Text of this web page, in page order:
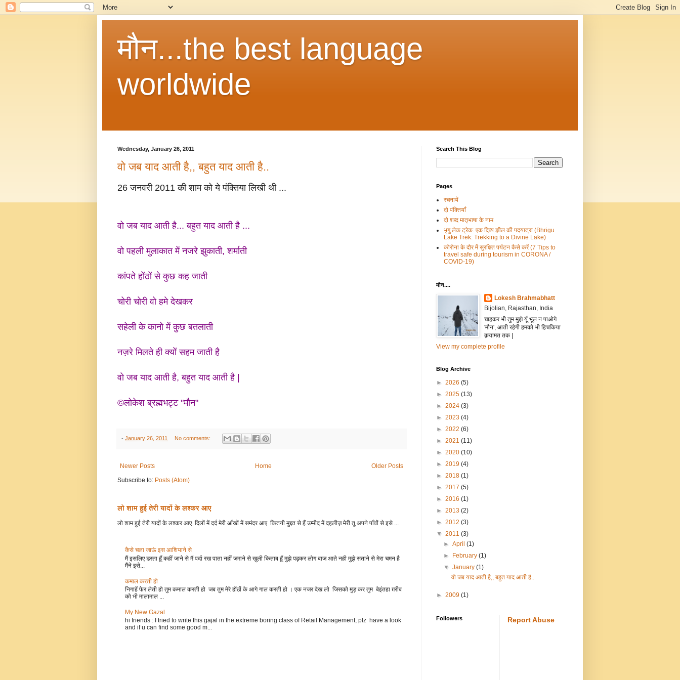
मौन...the best language
worldwide
Wednesday, January 26, 2011
वो जब याद आती है,, बहुत याद आती है..
26 जनवरी 2011 की शाम को ये पंक्तिया लिखी थी ...
वो जब याद आती है... बहुत याद आती है ...
वो पहली मुलाकात में नजरे झुकाती, शर्माती
कांपते होंठों से कुछ कह जाती
चोरी चोरी वो हमे देखकर
सहेली के कानो में कुछ बतलाती
नज़रे मिलते ही क्यों सहम जाती है
वो जब याद आती है, बहुत याद आती है |
©लोकेश ब्रह्मभट्ट "मौन"
- January 26, 2011 No comments:
Newer Posts Older Posts
Home
Subscribe to: Posts (Atom)
लो शाम हुई तेरी यादों के लश्कर आए
लो शाम हुई तेरी यादों के लश्कर आए दिलों में दर्द मेरी आँखों में समंदर आए कितनी मुद्दत से हैं उम्मीद में दहलीज़ मेरी तू अपने पाँवों से इसे ...
कैसे चला जाऊं इस आशियाने से
मैं इसलिए डरता हूँ कहीं जाने से मैं पर्दा रख पाता नहीं जमाने से खुली किताब हूँ मुझे पढ़कर लोग बाज आते नही मुझे सताने से मेरा चमन है
मैंने इसे...
कमाल करती हो
निगाहें फेर लेती हो तुम कमाल करती हो जब तुम मेरे होंठों के आगे गाल करती हो । एक नजर देख लो जिसको मुड़ कर तुम बेइंतहा ग़रीब
को भी मालामाल ...
My New Gazal
hi friends : I tried to write this gajal in the extreme boring class of Retail Management, plz have a look
and if u can find some good m...
Search This Blog
Pages
रचनायें
दो पंक्तियाँ
दो शब्द मातृभाषा के नाम
भृगु लेक ट्रेक: एक दिव्य झील की पदयात्रा (Bhrigu
Lake Trek: Trekking to a Divine Lake)
कोरोना के दौर में सुरक्षित पर्यटन कैसे करें (7 Tips to
travel safe during tourism in CORONA /
COVID-19)
मौन....
Lokesh Brahmabhatt
Bijolian, Rajasthan, India
चाहकर भी तुम मुझे यूँ भूल न पाओगे
'मौन', आती रहेगी हमको भी हिचकिया
क़यामत तक |
View my complete profile
Blog Archive
► 2026 (5)
► 2025 (13)
► 2024 (3)
► 2023 (4)
► 2022 (6)
► 2021 (11)
► 2020 (10)
► 2019 (4)
► 2018 (1)
► 2017 (5)
► 2016 (1)
► 2013 (2)
► 2012 (3)
▼ 2011 (3)
►April(1)
►
February(1)
▼January(1)
वो जब याद आती है,, बहुत याद आती है..
► 2009 (1)
Followers Report Abuse